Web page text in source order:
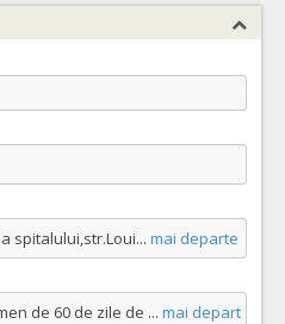
spitalului,str.Loui... mai departe
de 60 de zile de ... mai depart